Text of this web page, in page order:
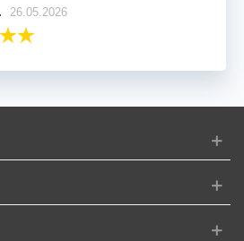
26.05.2026